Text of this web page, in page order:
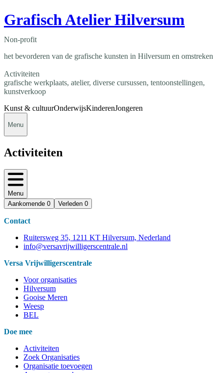
Grafisch Atelier Hilversum
Non-profit
het bevorderen van de grafische kunsten in Hilversum en omstreken
Activiteiten
grafische werkplaats, atelier, diverse cursussen, tentoonstellingen,
kunstverkoop
Kunst & cultuurOnderwijsKinderenJongeren
Menu
Activiteiten
Menu
Aankomende 0 Verleden 0
Contact
Ruitersweg 35, 1211 KT Hilversum, Nederland
info@versavrijwilligerscentrale.nl
Versa Vrijwilligerscentrale
Voor organisaties
Hilversum
Gooise Meren
Weesp
BEL
Doe mee
Activiteiten
Zoek Organisaties
Organisatie toevoegen